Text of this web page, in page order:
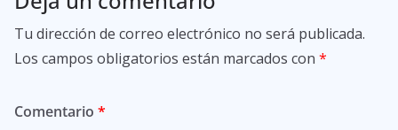
Tu dirección de correo electrónico no será publicada.
Los campos obligatorios están marcados con *
Comentario *